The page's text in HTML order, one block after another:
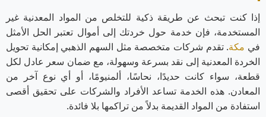
إذا كنت تبحث عن طريقة ذكية للتخلص من المواد المعدنية غير
المستخدمة، فإن خدمة حول خردتك إلى أموال تعتبر الحل الأمثل
في مكة. تقدم شركات متخصصة مثل السهم الذهبي إمكانية تحويل
الخردة المعدنية إلى نقد بسرعة وسهولة، مع ضمان سعر عادل لكل
قطعة، سواء كانت حديدًا، نحاسًا، ألمنيومًا، أو أي نوع آخر من
المعادن. هذه الخدمة تساعد الأفراد والشركات على تحقيق أقصى
استفادة من المواد القديمة بدلاً من تراكمها بلا فائدة.